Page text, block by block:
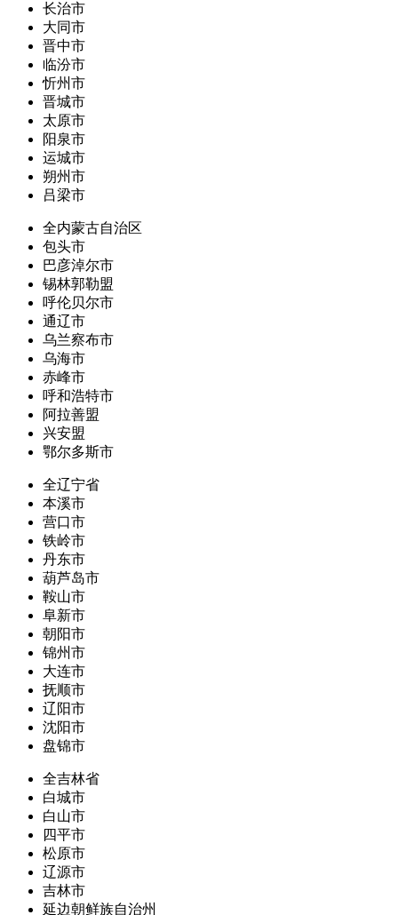
长治市
大同市
晋中市
临汾市
忻州市
晋城市
太原市
阳泉市
运城市
朔州市
吕梁市
全内蒙古自治区
包头市
巴彦淖尔市
锡林郭勒盟
呼伦贝尔市
通辽市
乌兰察布市
乌海市
赤峰市
呼和浩特市
阿拉善盟
兴安盟
鄂尔多斯市
全辽宁省
本溪市
营口市
铁岭市
丹东市
葫芦岛市
鞍山市
阜新市
朝阳市
锦州市
大连市
抚顺市
辽阳市
沈阳市
盘锦市
全吉林省
白城市
白山市
四平市
松原市
辽源市
吉林市
延边朝鲜族自治州